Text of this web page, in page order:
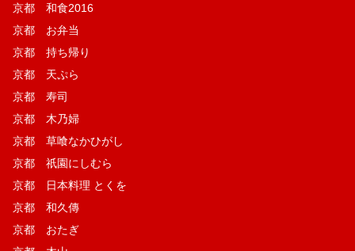
京都 和食2016
京都 お弁当
京都 持ち帰り
京都 天ぷら
京都 寿司
京都 木乃婦
京都 草喰なかひがし
京都 祇園にしむら
京都 日本料理 とくを
京都 和久傳
京都 おたぎ